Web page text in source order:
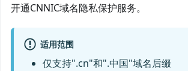
开通CNNIC域名隐私保护服务。
适用范围
仅支持".cn"和".中国"域名后缀